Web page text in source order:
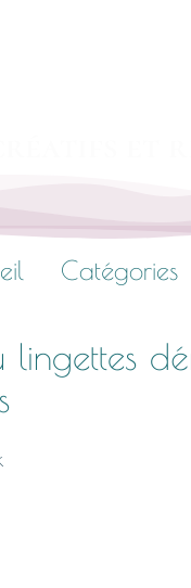
et
Catégories
lingettes